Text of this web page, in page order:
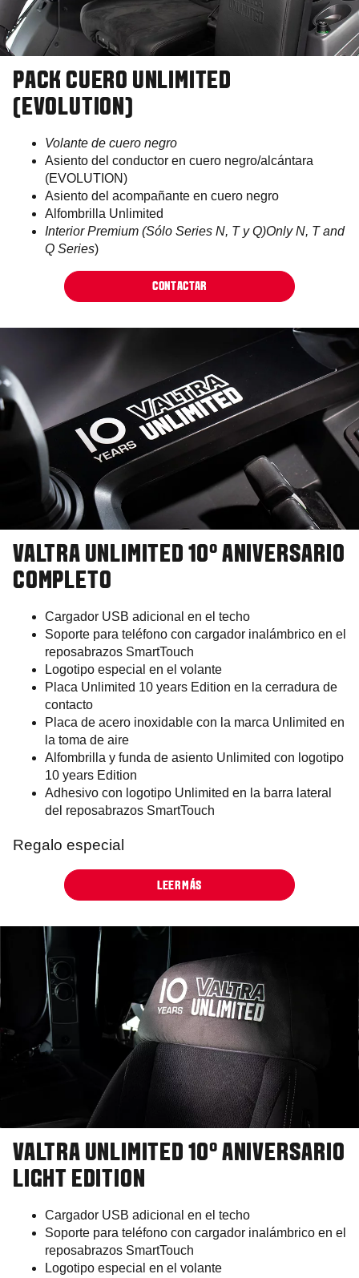
PACK CUERO UNLIMITED
(EVOLUTION)
Volante de cuero negro
Asiento del conductor en cuero negro/alcántara
(EVOLUTION)
Asiento del acompañante en cuero negro
Alfombrilla Unlimited
Interior Premium (Sólo Series N, T y Q)Only N, T and
Q Series)
CONTACTAR
VALTRA UNLIMITED 10º ANIVERSARIO
COMPLETO
Cargador USB adicional en el techo
Soporte para teléfono con cargador inalámbrico en el
reposabrazos SmartTouch
Logotipo especial en el volante
Placa Unlimited 10 years Edition en la cerradura de
contacto
Placa de acero inoxidable con la marca Unlimited en
la toma de aire
Alfombrilla y funda de asiento Unlimited con logotipo
10 years Edition
Adhesivo con logotipo Unlimited en la barra lateral
del reposabrazos SmartTouch
Regalo especial
LEER MÁS
VALTRA UNLIMITED 10º ANIVERSARIO
LIGHT EDITION
Cargador USB adicional en el techo
Soporte para teléfono con cargador inalámbrico en el
reposabrazos SmartTouch
Logotipo especial en el volante